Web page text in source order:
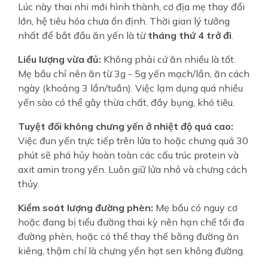
Lúc này thai nhi mới hình thành, cơ địa mẹ thay đổi
lớn, hệ tiêu hóa chưa ổn định. Thời gian lý tưởng
nhất để bắt đầu ăn yến là từ tháng thứ 4 trở đi.
Liều lượng vừa đủ: Không phải cứ ăn nhiều là tốt.
Mẹ bầu chỉ nên ăn từ 3g - 5g yến mạch/lần, ăn cách
ngày (khoảng 3 lần/tuần). Việc lạm dụng quá nhiều
yến sào có thể gây thừa chất, đầy bụng, khó tiêu.
Tuyệt đối không chưng yến ở nhiệt độ quá cao:
Việc đun yến trực tiếp trên lửa to hoặc chưng quá 30
phút sẽ phá hủy hoàn toàn các cấu trúc protein và
axit amin trong yến. Luôn giữ lửa nhỏ và chưng cách
thủy.
Kiểm soát lượng đường phèn: Mẹ bầu có nguy cơ
hoặc đang bị tiểu đường thai kỳ nên hạn chế tối đa
đường phèn, hoặc có thể thay thế bằng đường ăn
kiêng, thậm chí là chưng yến hạt sen không đường.